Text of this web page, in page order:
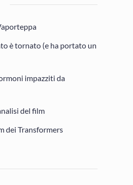
è tornato (e ha portato un
impazziti da
del film
dei Transformers